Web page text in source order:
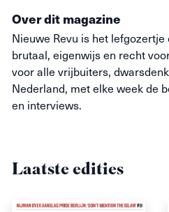
Over dit magazine
Nieuwe Revu is het lefgozertje
brutaal, eigenwijs en recht
voor alle vrijbuiters,
Nederland, met elke week de
en interviews.
Laatste edities